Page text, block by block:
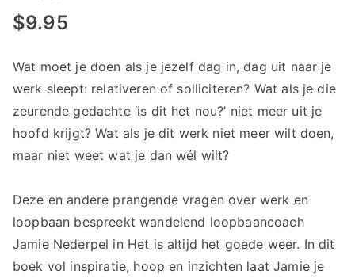
$9.95
Wat moet je doen als je jezelf dag in, dag uit naar je
werk sleept: relativeren of solliciteren? Wat als je die
zeurende gedachte ‘is dit het nou?’ niet meer uit je
hoofd krijgt? Wat als je dit werk niet meer wilt doen,
maar niet weet wat je dan wél wilt?
Deze en andere prangende vragen over werk en
loopbaan bespreekt wandelend loopbaancoach
Jamie Nederpel in Het is altijd het goede weer. In dit
boek vol inspiratie, hoop en inzichten laat Jamie je